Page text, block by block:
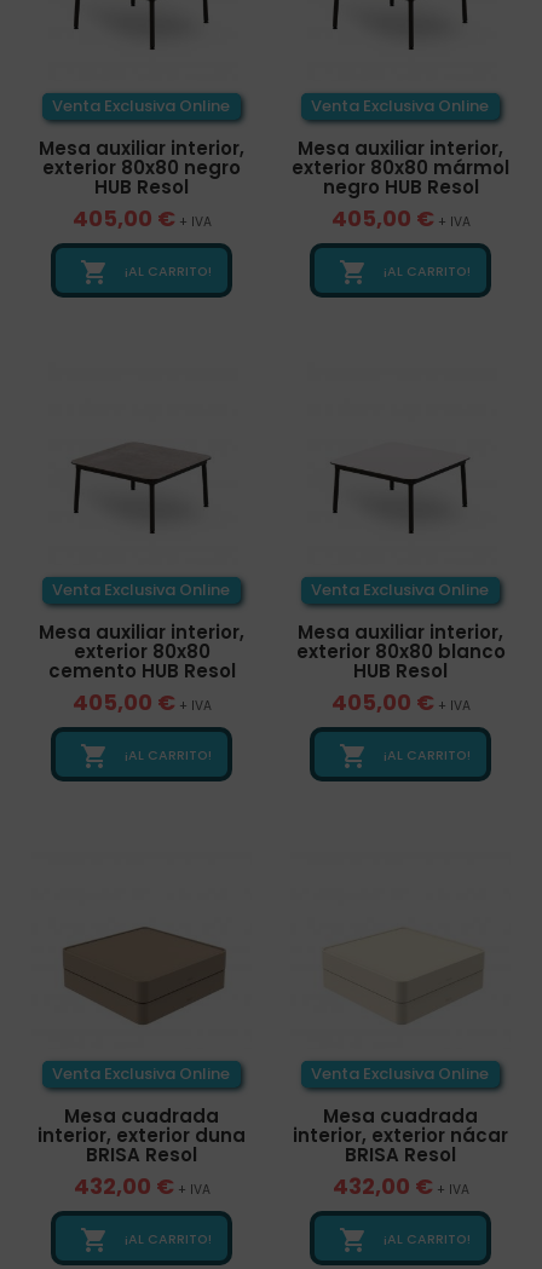
Venta Exclusiva Online
Mesa auxiliar interior,
exterior 80x80 negro
HUB Resol
405,00 € + IVA
 ¡AL CARRITO!
Venta Exclusiva Online
Mesa auxiliar interior,
exterior 80x80 mármol
negro HUB Resol
405,00 € + IVA
 ¡AL CARRITO!
Venta Exclusiva Online
Mesa auxiliar interior,
exterior 80x80
cemento HUB Resol
405,00 € + IVA
 ¡AL CARRITO!
Venta Exclusiva Online
Mesa auxiliar interior,
exterior 80x80 blanco
HUB Resol
405,00 € + IVA
 ¡AL CARRITO!
Venta Exclusiva Online
Mesa cuadrada
interior, exterior duna
BRISA Resol
432,00 € + IVA
 ¡AL CARRITO!
Venta Exclusiva Online
Mesa cuadrada
interior, exterior nácar
BRISA Resol
432,00 € + IVA
 ¡AL CARRITO!